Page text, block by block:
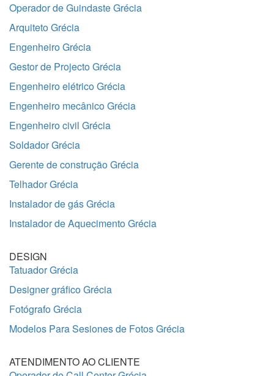
Operador de Guindaste Grécia
Arquiteto Grécia
Engenheiro Grécia
Gestor de Projecto Grécia
Engenheiro elétrico Grécia
Engenheiro mecânico Grécia
Engenheiro civil Grécia
Soldador Grécia
Gerente de construção Grécia
Telhador Grécia
Instalador de gás Grécia
Instalador de Aquecimento Grécia
DESIGN
Tatuador Grécia
Designer gráfico Grécia
Fotógrafo Grécia
Modelos Para Sesiones de Fotos Grécia
ATENDIMENTO AO CLIENTE